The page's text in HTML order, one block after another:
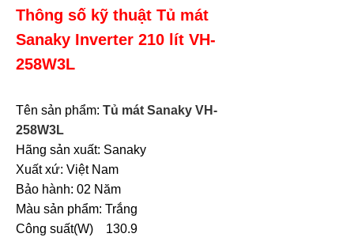
Thông số kỹ thuật Tủ mát
Sanaky Inverter 210 lít VH-
258W3L
Tên sản phẩm: Tủ mát Sanaky VH-
258W3L
Hãng sản xuất: Sanaky
Xuất xứ: Việt Nam
Bảo hành: 02 Năm
Màu sản phẩm: Trắng
Công suất(W) 130.9